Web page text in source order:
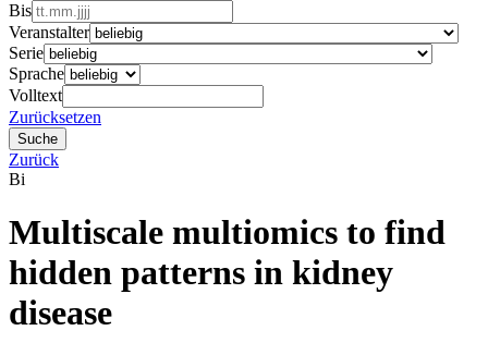
Bis
Veranstalter
Serie
Sprache
Volltext
Zurücksetzen
Zurück
Bi
Multiscale multiomics to find
hidden patterns in kidney
disease